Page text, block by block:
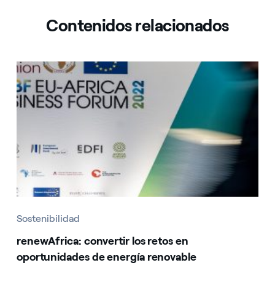
Contenidos relacionados
Sostenibilidad
renewAfrica: convertir los retos en
oportunidades de energía renovable